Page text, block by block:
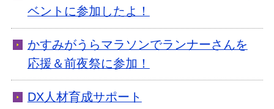
ベントに参加したよ！
かすみがうらマラソンでランナーさんを
応援＆前夜祭に参加！
DX人材育成サポート